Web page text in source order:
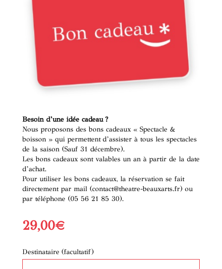
Besoin d’une idée cadeau ?
Nous proposons des bons cadeaux « Spectacle &
boisson » qui permettent d’assister à tous les spectacles
de la saison (Sauf 31 décembre).
Les bons cadeaux sont valables un an à partir de la date
d’achat.
Pour utiliser les bons cadeaux, la réservation se fait
directement par mail (contact@theatre-beauxarts.fr) ou
par téléphone (05 56 21 85 30).
29,00€
Destinataire (facultatif)